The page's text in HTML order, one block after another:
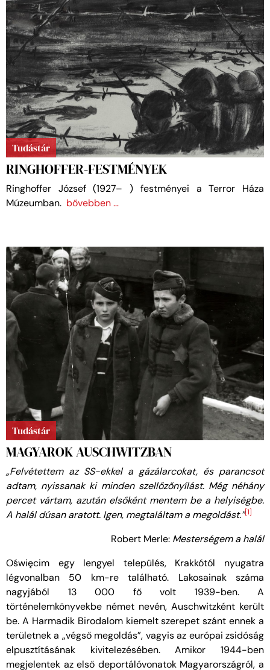
Tudástár
RINGHOFFER-FESTMÉNYEK
Ringhoffer József (1927– ) festményei a Terror Háza
Múzeumban. bővebben …
Tudástár
MAGYAROK AUSCHWITZBAN
„Felvétettem az SS-ekkel a gázálarcokat, és parancsot
adtam, nyissanak ki minden szellőzőnyílást. Még néhány
percet vártam, azután elsőként mentem be a helyiségbe.
A halál dúsan aratott. Igen, megtaláltam a megoldást.”[1]
Robert Merle: Mesterségem a halál
Oświęcim egy lengyel település, Krakkótól nyugatra
légvonalban 50 km-re található. Lakosainak száma
nagyjából 13 000 fő volt 1939-ben. A
történelemkönyvekbe német nevén, Auschwitzként került
be. A Harmadik Birodalom kiemelt szerepet szánt ennek a
területnek a „végső megoldás”, vagyis az európai zsidóság
elpusztításának kivitelezésében. Amikor 1944-ben
megjelentek az első deportálóvonatok Magyarországról, a